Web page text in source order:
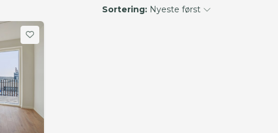
Sortering: Nyeste først